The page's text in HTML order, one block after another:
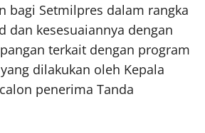
bagi Setmilpres dalam rangka
kesesuaiannya dengan
terkait dengan program
dilakukan oleh Kepala
penerima Tanda